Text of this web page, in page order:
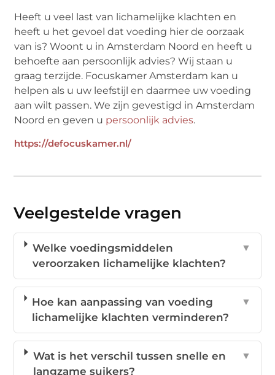
Heeft u veel last van lichamelijke klachten en
heeft u het gevoel dat voeding hier de oorzaak
van is? Woont u in Amsterdam Noord en heeft u
behoefte aan persoonlijk advies? Wij staan u
graag terzijde. Focuskamer Amsterdam kan u
helpen als u uw leefstijl en daarmee uw voeding
aan wilt passen. We zijn gevestigd in Amsterdam
Noord en geven u persoonlijk advies.
https://defocuskamer.nl/
Veelgestelde vragen
Welke voedingsmiddelen
veroorzaken lichamelijke klachten?
▼
Hoe kan aanpassing van voeding
lichamelijke klachten verminderen?
▼
Wat is het verschil tussen snelle en
langzame suikers?
▼